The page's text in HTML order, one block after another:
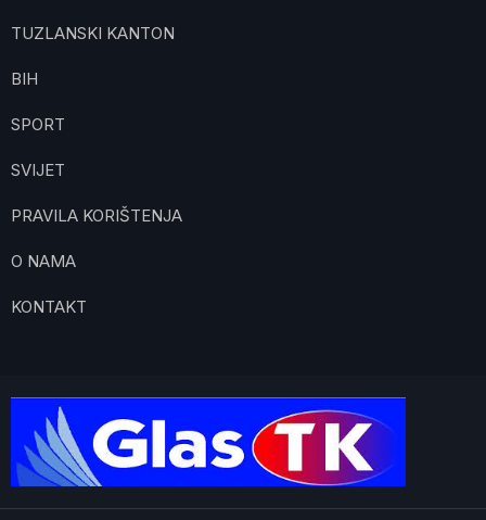
TUZLANSKI KANTON
BIH
SPORT
SVIJET
PRAVILA KORIŠTENJA
O NAMA
KONTAKT